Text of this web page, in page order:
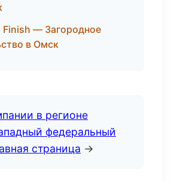
— Загородное
в Омск
в регионе
федеральный
страница →